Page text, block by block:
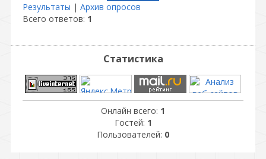
Результаты | Архив опросов
Всего ответов: 1
Статистика
Онлайн всего: 1
Гостей: 1
Пользователей: 0